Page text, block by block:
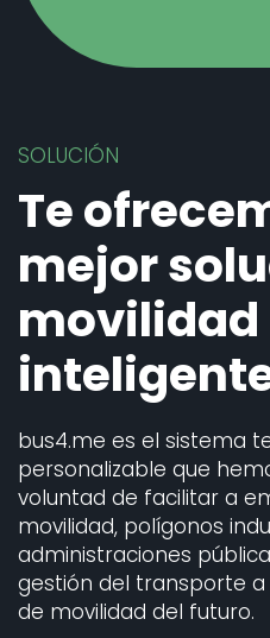
SOLUCIÓN
Te
mejor
movilidad
bus4.me es el sistema
personalizable que
voluntad de facilitar a
movilidad, polígonos
administraciones
gestión del transporte
de movilidad del futuro.